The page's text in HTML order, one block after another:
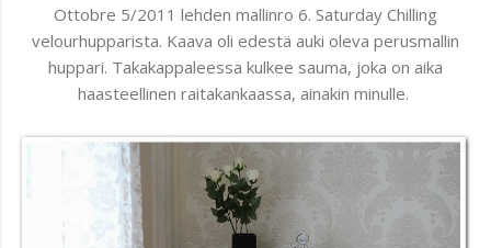
Ottobre 5/2011 lehden mallinro 6. Saturday Chilling
velourhupparista. Kaava oli edestä auki oleva perusmallin
huppari. Takakappaleessa kulkee sauma, joka on aika
haasteellinen raitakankaassa, ainakin minulle.